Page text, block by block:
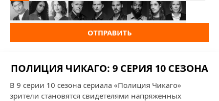
ОТПРАВИТЬ
ПОЛИЦИЯ ЧИКАГО: 9 СЕРИЯ 10 СЕЗОНА
В 9 серии 10 сезона сериала «Полиция Чикаго»
зрители становятся свидетелями напряженных